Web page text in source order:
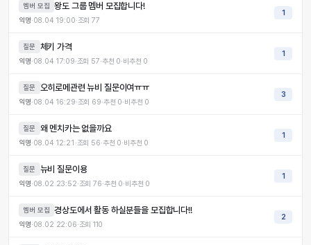
멤버 모집 왕도 그룹 멤버 모집합니다!
익명·08.04 19:00·조회77
1
질문 체키 가격
익명·08.04 17:09·조회 57·추천 0·비추천 0
1
질문 오히로메관련 뉴비 질문이여ㅠㅠ
익명·08.04 16:29·조회 69·추천 0·비추천 0
3
질문 왜 멘치카는 없을까요
익명·08.04 12:21 ·조회 56·추천 0·비추천 0
1
질문 뉴비 질문이용
익명·08.02 23:52·조회76·추천 0·비추천 0
1
멤버 모집 경상도에서 활동 하실분들을 모집합니다!!
익명·08.02 22:06·조회110
2